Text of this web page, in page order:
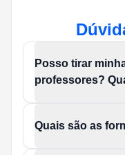
Posso tirar
professores?
Quais são as